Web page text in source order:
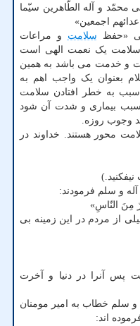
محمّد و آله الطّاهرین سیّما
اجمعین»
«حفظ سلامت و مراعات
یک نعمت الهی است
و خدمت می باشد به همین
بعنوان یک واجب اهم به
به خطر افتادن سلامت
بیماری و شدت آن شود
وجوب روزه.
محور هستند. خداوند در
و سلم فرمودند:
مِنَ النّاسِ»
از مردم در این زمینه بی
پس آنرا در دنیا و آخرت
و سلم خطاب به امیر مومنان
اند: